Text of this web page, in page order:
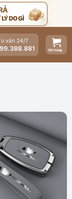
vấn 24/7